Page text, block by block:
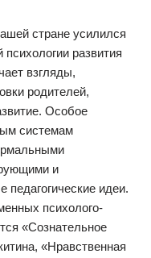
стране усилился
развития
взгляды,
родителей,
Особое
системам
и
идеи.
психолого-
«Сознательное
«Нравственная